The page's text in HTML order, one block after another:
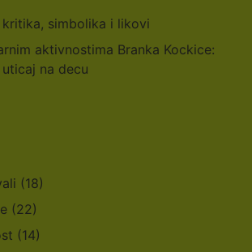
simbolika i likovi
aktivnostima Branka Kockice:
na decu
(18)
(22)
(14)